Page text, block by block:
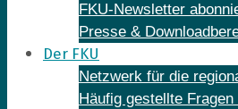
FKU-Newsletter
Presse &
Der FKU
Netzwerk für die
Häufig gestellte Fragen